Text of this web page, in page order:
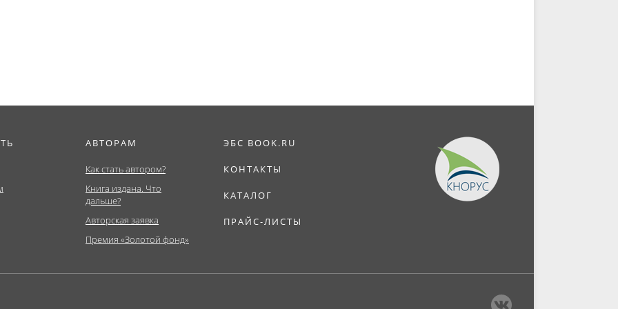
АВТОРАМ
Как стать автором?
Книга издана. Что
дальше?
Авторская заявка
Премия «Золотой фонд»
ЭБС BOOK.RU
КОНТАКТЫ
КАТАЛОГ
ПРАЙС-ЛИСТЫ